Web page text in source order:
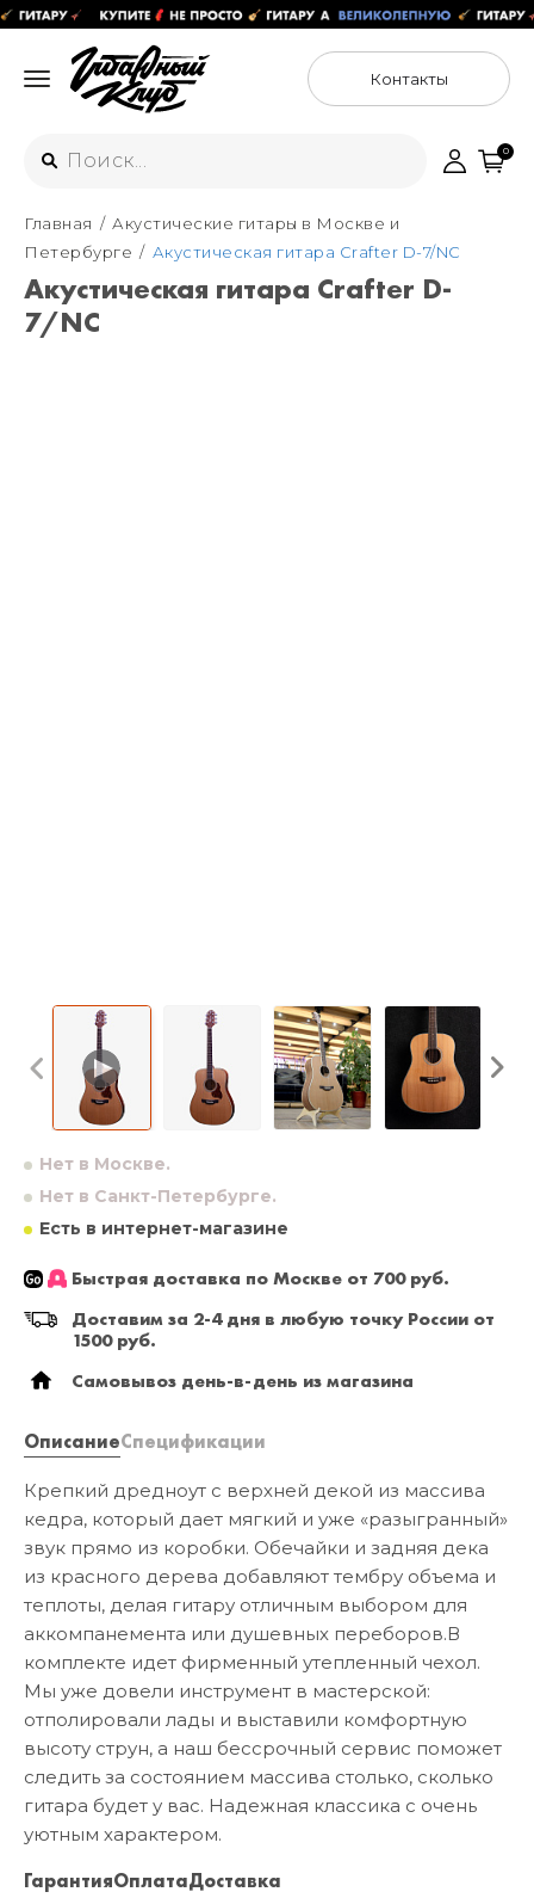
Контакты
Интернет-магазин
+7 (925) 125-54-44
Москва
0
Главная
Акустические гитары в Москве и
Петербурге
Акустическая гитара Crafter D-7/NC
Акустическая гитара Crafter D-
7/NC
Нет в Москве.
Нет в Санкт-Петербурге.
Есть в интернет-магазине
Быстрая доставка по Москве от 700 руб.
Доставим за 2-4 дня в любую точку России от
1500 руб.
Самовывоз день-в-день из магазина
ОписаниеСпецификации
​Крепкий дредноут с верхней декой из массива
кедра, который дает мягкий и уже «разыгранный»
звук прямо из коробки. Обечайки и задняя дека
из красного дерева добавляют тембру объема и
теплоты, делая гитару отличным выбором для
аккомпанемента или душевных переборов. ​В
комплекте идет фирменный утепленный чехол.
Мы уже довели инструмент в мастерской:
отполировали лады и выставили комфортную
высоту струн, а наш бессрочный сервис поможет
следить за состоянием массива столько, сколько
гитара будет у вас. Надежная классика с очень
уютным характером.
ГарантияОплатаДоставка